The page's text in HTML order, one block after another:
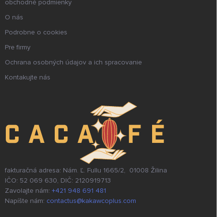
obchodné podmienky
O nás
Podrobne o cookies
Pre firmy
Ochrana osobných údajov a ich spracovanie
Kontakujte nás
fakturačná adresa: Nám. Ľ. Fullu 1665/2, 01008 Žilina
IČO: 52 069 630, DIČ: 2120919713
Zavolajte nám: +421 948 691 481
Napíšte nám: contactus@kakawcoplus.com